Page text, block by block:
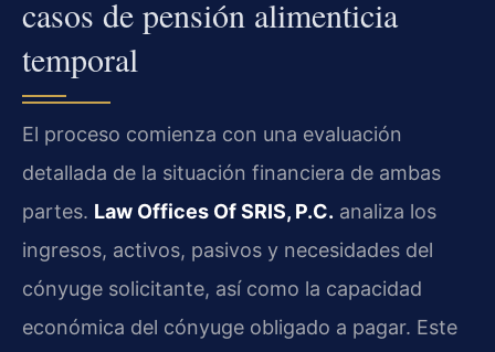
casos de pensión alimenticia
temporal
El proceso comienza con una evaluación
detallada de la situación financiera de ambas
partes. Law Offices Of SRIS, P.C. analiza los
ingresos, activos, pasivos y necesidades del
cónyuge solicitante, así como la capacidad
económica del cónyuge obligado a pagar. Este